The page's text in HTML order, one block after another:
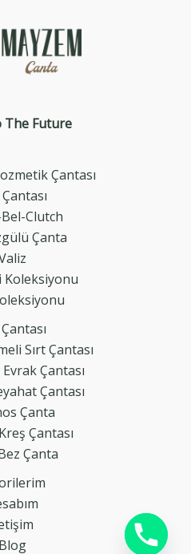
The Future
Çantası
Clutch
Çanta
Koleksiyonu
Sırt Çantası
Çantası
Çantası
Çanta
Çantası
Çanta
Blog